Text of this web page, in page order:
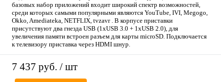
базовых набор приложений входит широкий спектр возможностей,
среди которых самыми популярными являются YouTube, IVI, Megogo,
Okko, Amediateka, NETFLIX, tvzavr . В корпусе приставки
присутствуют два гнезда USB (1xUSB 3.0 + 1xUSB 2.0), для
увеличения памяти встроен разъем для карты microSD. Подключается
к телевизору приставка через HDMI шнур.
7 437 руб. / шт